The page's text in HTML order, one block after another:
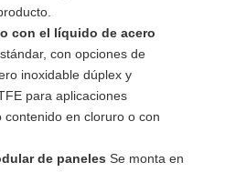
con el líquido de acero
con opciones de
inoxidable dúplex y
para aplicaciones
contenido en cloruro o con
de paneles Se monta en